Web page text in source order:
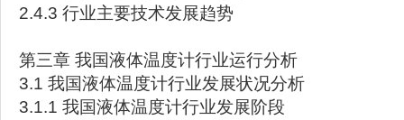
2.4.3 行业主要技术发展趋势
第三章 我国液体温度计行业运行分析
3.1 我国液体温度计行业发展状况分析
3.1.1 我国液体温度计行业发展阶段